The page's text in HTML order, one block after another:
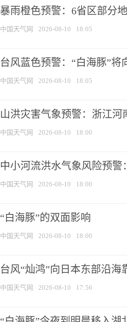
暴雨橙色预警：6省区部分
中国天气网 2026-08-10 18:05
台风蓝色预警：“白海豚”
中国天气网 2026-08-10 18:05
山洪灾害气象预警：浙江
中国天气网 2026-08-10 18:00
中小河流洪水气象风险预
中国天气网 2026-08-10 18:00
​“白海豚”的双面影响
中国天气网 2026-08-10 18:00
台风“灿鸿”向日本东部沿海
中国天气网 2026-08-10 17:56